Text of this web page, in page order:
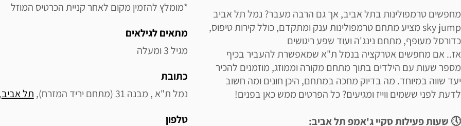
מחפשים טרמפולינות בתל אביב, אך גם הרבה מעבר? נמל תל אביב
sky jump מציע מתחם טרמפולינות ענק ומתקדם, כולל קירות טיפוס,
כדורסל מעופף, מתחם נינג'ה ועוד שפע ריגושים
אז.. אם מחפשים אטרקציה בנמל ת"א שמאפשרת להעביר בכיף
מספר שעות עם הילדים בתוך מתחם מקורה וממוזג, מוזמנים להכיר
יעד שווה במיוחד. מה בדיוק מחכה במתחם, היכן חונים ומה חשוב
לדעת לפני ששמים ווייז ומגיעים? כל הפרטים ממש כאן בפנים!
🕔 שעות פעילות סקיי ג'אמפ תל אביב:
*מומלץ להזמין מקום לאחר קניית הכרטיס המוזל
מתאים לגילאים
מגיל 3 ומעלה
כתובת
נמל ת"א , מבנה 31 (מתחם יריד המזרח),
תל אביב,
טלפון